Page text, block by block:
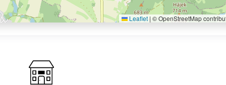
Leaflet | © OpenStreetMap